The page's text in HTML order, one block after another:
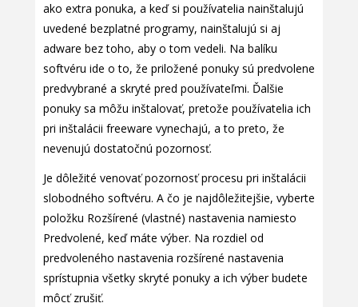
ako extra ponuka, a keď si používatelia nainštalujú
uvedené bezplatné programy, nainštalujú si aj
adware bez toho, aby o tom vedeli. Na balíku
softvéru ide o to, že priložené ponuky sú predvolene
predvybrané a skryté pred používateľmi. Ďalšie
ponuky sa môžu inštalovať, pretože používatelia ich
pri inštalácii freeware vynechajú, a to preto, že
nevenujú dostatočnú pozornosť.
Je dôležité venovať pozornosť procesu pri inštalácii
slobodného softvéru. A čo je najdôležitejšie, vyberte
položku Rozšírené (vlastné) nastavenia namiesto
Predvolené, keď máte výber. Na rozdiel od
predvoleného nastavenia rozšírené nastavenia
sprístupnia všetky skryté ponuky a ich výber budete
môcť zrušiť.